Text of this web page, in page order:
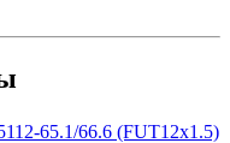
65.1/66.6 (FUT12x1.5)